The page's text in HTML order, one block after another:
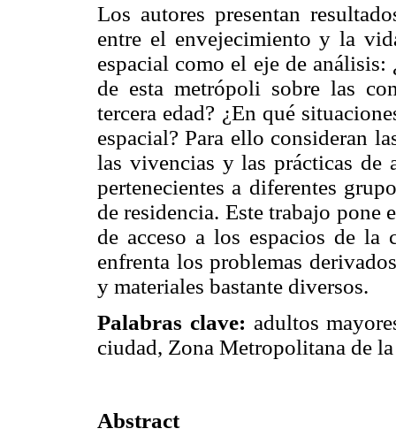
Los autores presentan
entre el envejecimiento y la
espacial como el eje de
de esta metrópoli sobre las
tercera edad? ¿En qué
espacial? Para ello consideran
las vivencias y las prácticas de
pertenecientes a diferentes
de residencia. Este trabajo
de acceso a los espacios de la
enfrenta los problemas
y materiales bastante diversos.
Palabras clave: adultos
ciudad, Zona Metropolitana de
Abstract